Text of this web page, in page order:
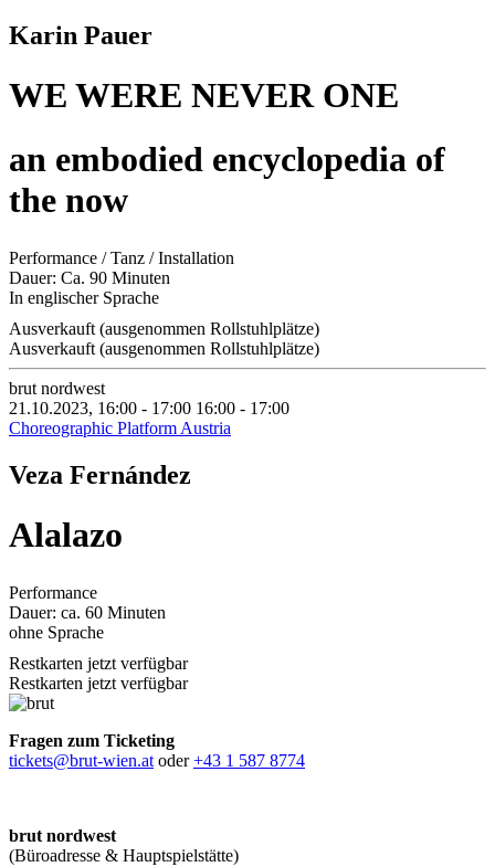
Karin Pauer
WE WERE NEVER ONE
an embodied encyclopedia of
the now
Performance / Tanz / Installation
Dauer: Ca. 90 Minuten
In englischer Sprache
Ausverkauft (ausgenommen Rollstuhlplätze)
Ausverkauft (ausgenommen Rollstuhlplätze)
brut nordwest
21.10.2023, 16:00 - 17:00 16:00 - 17:00
Choreographic Platform Austria
Veza Fernández
Alalazo
Performance
Dauer: ca. 60 Minuten
ohne Sprache
Restkarten jetzt verfügbar
Restkarten jetzt verfügbar
Fragen zum Ticketing
tickets@brut-wien.at oder+43 1 587 8774
brut nordwest
(Büroadresse & Hauptspielstätte)